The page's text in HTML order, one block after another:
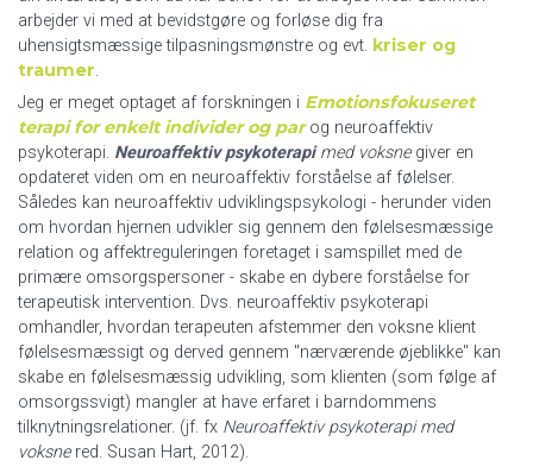
arbejder vi med at bevidstgøre og forløse dig fra
uhensigtsmæssige tilpasningsmønstre og evt. kriser og
traumer.
Jeg er meget optaget af forskningen i Emotionsfokuseret
terapi for enkelt individer og par og neuroaffektiv
psykoterapi. Neuroaffektiv psykoterapimed voksne giver en
opdateret viden om en neuroaffektiv forståelse af følelser.
Således kan neuroaffektiv udviklingspsykologi - herunder viden
om hvordan hjernen udvikler sig gennem den følelsesmæssige
relation og affektreguleringen foretaget i samspillet med de
primære omsorgspersoner - skabe en dybere forståelse for
terapeutisk intervention. Dvs. neuroaffektiv psykoterapi
omhandler, hvordan terapeuten afstemmer den voksne klient
følelsesmæssigt og derved gennem "nærværende øjeblikke" kan
skabe en følelsesmæssig udvikling, som klienten (som følge af
omsorgssvigt) mangler at have erfaret i barndommens
tilknytningsrelationer. (jf. fx Neuroaffektiv psykoterapimed
voksnered. Susan Hart, 2012).